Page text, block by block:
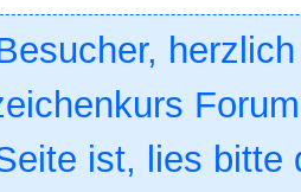
ist, lies bitte